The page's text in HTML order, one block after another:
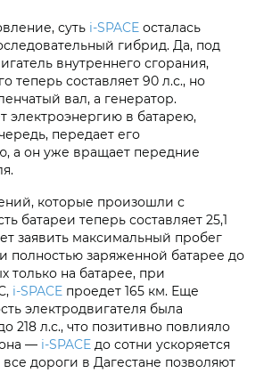
суть i‑SPACE осталась
гибрид. Да, под
внутреннего сгорания,
теперь составляет 90 л.с., но
вал, а генератор.
электроэнергию в батарею,
передает его
а он уже вращает передние
которые произошли с
батареи теперь составляет 25,1
заявить максимальный пробег
полностью заряженной батарее до
только на батарее, при
i‑SPACE проедет 165 км. Еще
электродвигателя была
218 л.с., что позитивно повлияло
— i‑SPACE до сотни ускоряется
дороги в Дагестане позволяют